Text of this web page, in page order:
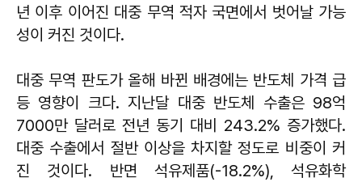
년 이후 이어진 대중 무역 적자 국면에서 벗어날 가능
성이 커진 것이다.
대중 무역 판도가 올해 바뀐 배경에는 반도체 가격 급
등 영향이 크다. 지난달 대중 반도체 수출은 98억
7000만 달러로 전년 동기 대비 243.2% 증가했다.
대중 수출에서 절반 이상을 차지할 정도로 비중이 커
진 것이다. 반면 석유제품(-18.2%), 석유화학